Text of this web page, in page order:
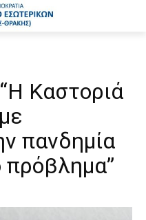
Καστοριά
πανδημία
πρόβλημα”